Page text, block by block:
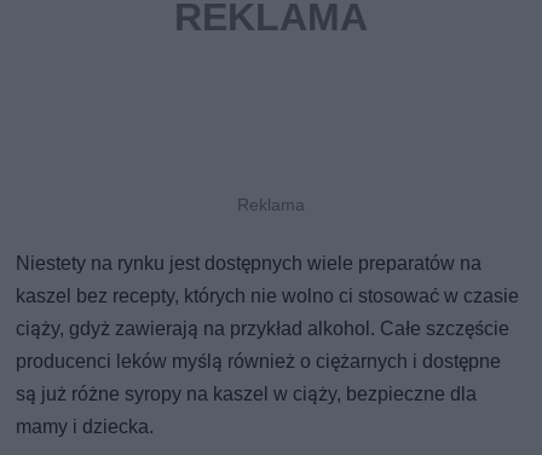
Niestety na rynku jest dostępnych wiele preparatów na
kaszel bez recepty, których nie wolno ci stosować w czasie
ciąży, gdyż zawierają na przykład alkohol. Całe szczęście
producenci leków myślą również o ciężarnych i dostępne
są już różne syropy na kaszel w ciąży, bezpieczne dla
mamy i dziecka.